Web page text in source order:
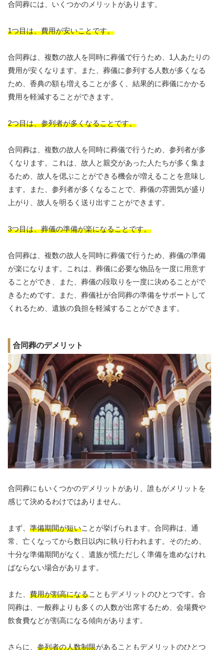
合同葬には、いくつかのメリットがあります。
1つ目は、費用が安いことです。
合同葬は、複数の故人を同時に葬儀で行うため、1人あたりの
費用が安くなります。また、葬儀に参列する人数が多くなる
ため、香典の額も増えることが多く、結果的に葬儀にかかる
費用を軽減することができます。
2つ目は、参列者が多くなることです。
合同葬は、複数の故人を同時に葬儀で行うため、参列者が多
くなります。これは、故人と親交があった人たちが多く集ま
るため、故人を偲ぶことができる機会が増えることを意味し
ます。また、参列者が多くなることで、葬儀の雰囲気が盛り
上がり、故人を明るく送り出すことができます。
3つ目は、葬儀の準備が楽になることです。
合同葬は、複数の故人を同時に葬儀で行うため、葬儀の準備
が楽になります。これは、葬儀に必要な物品を一度に用意す
ることができ、また、葬儀の段取りを一度に決めることがで
きるためです。また、葬儀社が合同葬の準備をサポートして
くれるため、遺族の負担を軽減することができます。
合同葬のデメリット
合同葬にもいくつかのデメリットがあり、誰もがメリットを
感じて決めるわけではありません。
まず、 準備期間が短いことが挙げられます。合同葬は、通
常、亡くなってから数日以内に執り行われます。そのため、
十分な準備期間がなく、遺族が慌ただしく準備を進めなけれ
ばならない場合があります。
また、 費用が割高になることもデメリットのひとつです。合
同葬は、一般葬よりも多くの人数が出席するため、会場費や
飲食費などが割高になる傾向があります。
さらに、 参列者の人数制限があることもデメリットのひとつ